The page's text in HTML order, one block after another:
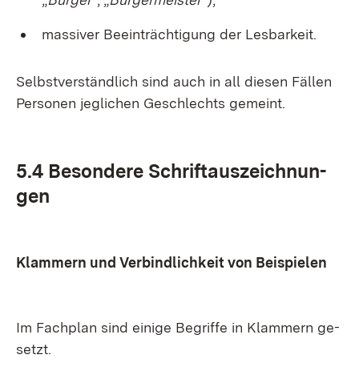
mas­si­ver Be­ein­träch­ti­gung der Les­bar­keit.
Selbst­ver­ständ­lich sind auch in all die­sen Fäl­len
Per­so­nen jeg­li­chen Ge­schlechts ge­meint.
5.4 Be­son­de­re Schrift­aus­zeich­nun­
gen
Klam­mern und Ver­bind­lich­keit von Bei­spie­len
Im Fach­plan sind ei­ni­ge Be­grif­fe in Klam­mern ge­
setzt.